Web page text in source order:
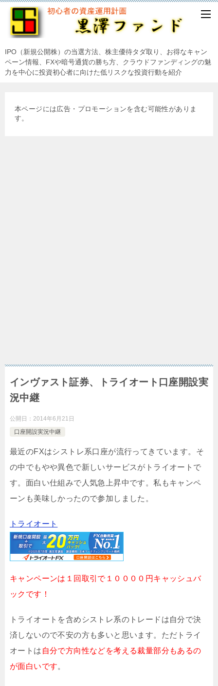
IPO（新規公開株）の当選方法、株主優待タダ取り、お得なキャン
ペーン情報、FXや暗号通貨の勝ち方、クラウドファンディングの魅
力を中心に投資初心者に向けた低リスクな投資行動を紹介
本ページには広告・プロモーションを含む可能性がありま
す。
インヴァスト証券、トライオート口座開設実
況中継
公開日： 2014年6月21日
口座開設実況中継
最近のFXはシストレ系口座が流行ってきています。そ
の中でもやや異色で新しいサービスがトライオートで
す。面白い仕組みで人気急上昇中です。私もキャンペ
ーンも美味しかったので参加しました。
トライオート
キャンペーンは１回取引で１００００円キャッシュバ
ックです！
トライオートを含めシストレ系のトレードは自分で決
済しないので不安の方も多いと思います。ただトライ
オートは 自分で方向性などを考える裁量部分もあるの
が面白いです。